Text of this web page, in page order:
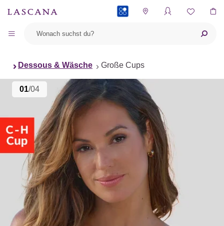
Dessous & Wäsche Große Cups
01/04